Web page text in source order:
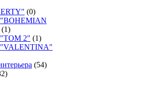
(0)
"BOHEMIAN
(1)
"TOM 2" (1)
"VALENTINA"
(54)